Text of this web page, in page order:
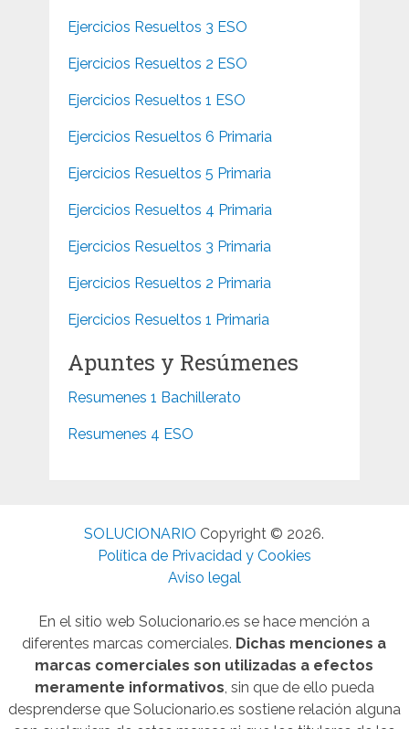
Ejercicios Resueltos 3 ESO
Ejercicios Resueltos 2 ESO
Ejercicios Resueltos 1 ESO
Ejercicios Resueltos 6 Primaria
Ejercicios Resueltos 5 Primaria
Ejercicios Resueltos 4 Primaria
Ejercicios Resueltos 3 Primaria
Ejercicios Resueltos 2 Primaria
Ejercicios Resueltos 1 Primaria
Apuntes y Resúmenes
Resumenes 1 Bachillerato
Resumenes 4 ESO
SOLUCIONARIO Copyright © 2026.
Política de Privacidad y Cookies
Aviso legal
En el sitio web Solucionario.es se hace mención a
diferentes marcas comerciales. Dichas menciones a
marcas comerciales son utilizadas a efectos
meramente informativos , sin que de ello pueda
desprenderse que Solucionario.es sostiene relación alguna